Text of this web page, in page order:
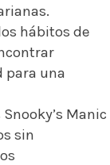
hábitos de
para una
Manic
sin